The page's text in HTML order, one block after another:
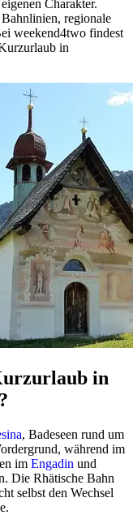
Charakter.
regionale
weekend4two findest
in
in
, Badeseen rund um
während im
im Engadin und
Die Rhätische Bahn
selbst den Wechsel